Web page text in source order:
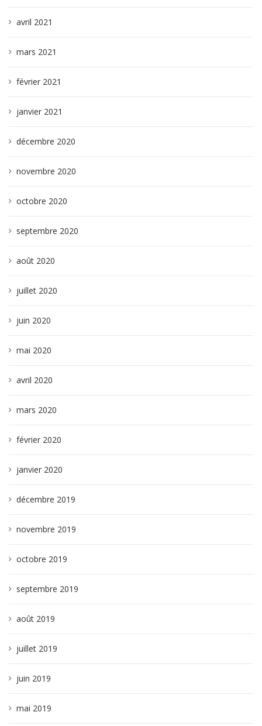
avril 2021
mars 2021
février 2021
janvier 2021
décembre 2020
novembre 2020
octobre 2020
septembre 2020
août 2020
juillet 2020
juin 2020
mai 2020
avril 2020
mars 2020
février 2020
janvier 2020
décembre 2019
novembre 2019
octobre 2019
septembre 2019
août 2019
juillet 2019
juin 2019
mai 2019